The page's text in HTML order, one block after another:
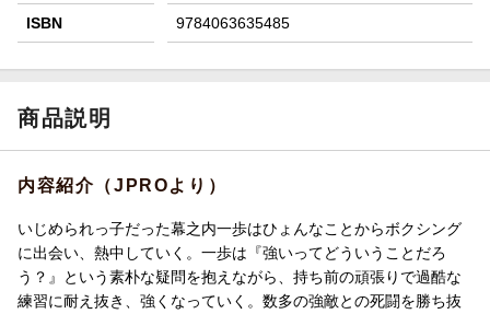
ISBN 9784063635485
商品説明
内容紹介（JPROより）
いじめられっ子だった幕之内一歩はひょんなことからボクシング
に出会い、熱中していく。一歩は『強いってどういうことだろ
う？』という素朴な疑問を抱えながら、持ち前の頑張りで過酷な
練習に耐え抜き、強くなっていく。数多の強敵との死闘を勝ち抜